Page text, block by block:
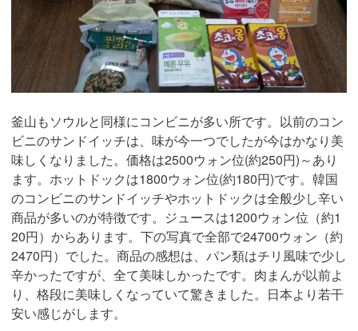
釜山もソウルと同様にコンビニが多い所です。以前のコン
ビニのサンドイッチは、味が今一つでしたが今はかなり美
味しくなりました。価格は2500ウォン位(約250円)～あり
ます。ホットドックは1800ウォン位(約180円)です。韓国
のコンビニのサンドイッチやホットドックは全般少し辛い
商品が多いのが特徴です。ジュースは1200ウォン位（約1
20円）からあります。下の写真で全部で24700ウォン（約
2470円）でした。商品の感想は、パン類はチリ風味で少し
辛かったですが、全て美味しかったです。肉まんが以前よ
り、格段に美味しくなっていて驚きました。日本より若干
安い感じがします。